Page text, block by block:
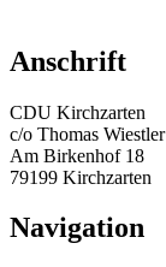
Anschrift
CDU Kirchzarten
c/o Thomas Wiestler
Am Birkenhof 18
79199 Kirchzarten
Navigation